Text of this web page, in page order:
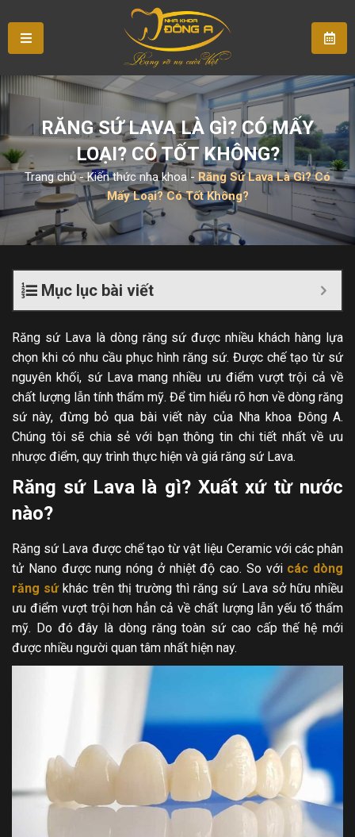
RĂNG SỨ LAVA LÀ GÌ? CÓ MẤY
LOẠI? CÓ TỐT KHÔNG?
Trang chủ-Kiến thức nha khoa- Răng Sứ Lava Là Gì? Có
Mấy Loại? Có Tốt Không?
Mục lục bài viết
Răng sứ Lava là dòng răng sứ được nhiều khách hàng lựa
chọn khi có nhu cầu phục hình răng sứ. Được chế tạo từ sứ
nguyên khối, sứ Lava mang nhiều ưu điểm vượt trội cả về
chất lượng lẫn tính thẩm mỹ. Để tìm hiểu rõ hơn về dòng răng
sứ này, đừng bỏ qua bài viết này của Nha khoa Đông A.
Chúng tôi sẽ chia sẻ với bạn thông tin chi tiết nhất về ưu
nhược điểm, quy trình thực hiện và giá răng sứ Lava.
Răng sứ Lava là gì? Xuất xứ từ nước
nào?
Răng sứ Lava được chế tạo từ vật liệu Ceramic với các phân
tử Nano được nung nóng ở nhiệt độ cao. So với các dòng
răng sứkhác trên thị trường thì răng sứ Lava sở hữu nhiều
ưu điểm vượt trội hơn hẳn cả về chất lượng lẫn yếu tố thẩm
mỹ. Do đó đây là dòng răng toàn sứ cao cấp thế hệ mới
được nhiều người quan tâm nhất hiện nay.